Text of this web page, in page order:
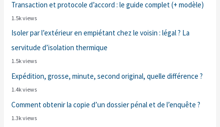
Transaction et protocole d’accord : le guide complet (+ modèle)
1.5k views
Isoler par l’extérieur en empiétant chez le voisin : légal ? La
servitude d’isolation thermique
1.5k views
Expédition, grosse, minute, second original, quelle différence ?
1.4k views
Comment obtenir la copie d’un dossier pénal et de l’enquête ?
1.3k views